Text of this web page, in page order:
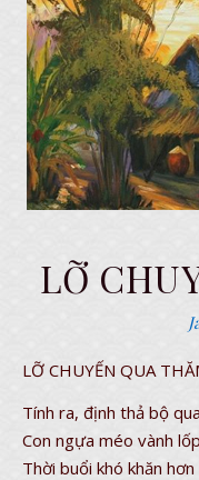
LỠ
LỠ CHUYẾN QUA
Tính ra, định thả bộ
Con ngựa méo vành
Thời buổi khó khăn